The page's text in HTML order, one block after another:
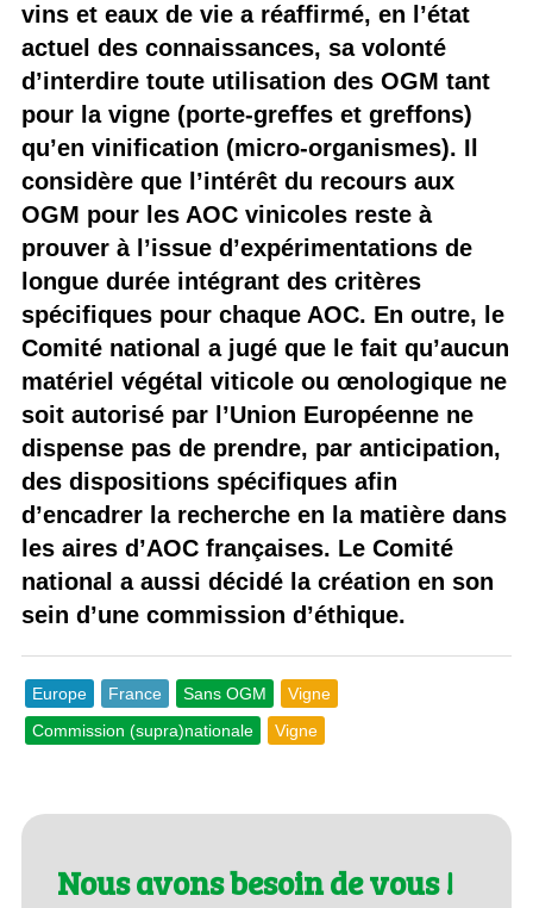
vins et eaux de vie a réaffirmé, en l’état
actuel des connaissances, sa volonté
d’interdire toute utilisation des OGM tant
pour la vigne (porte-greffes et greffons)
qu’en vinification (micro-organismes). Il
considère que l’intérêt du recours aux
OGM pour les AOC vinicoles reste à
prouver à l’issue d’expérimentations de
longue durée intégrant des critères
spécifiques pour chaque AOC. En outre, le
Comité national a jugé que le fait qu’aucun
matériel végétal viticole ou œnologique ne
soit autorisé par l’Union Européenne ne
dispense pas de prendre, par anticipation,
des dispositions spécifiques afin
d’encadrer la recherche en la matière dans
les aires d’AOC françaises. Le Comité
national a aussi décidé la création en son
sein d’une commission d’éthique.
Europe France Sans OGM
Vigne
Commission (supra)nationale
Vigne
Nous avons besoin de vous !